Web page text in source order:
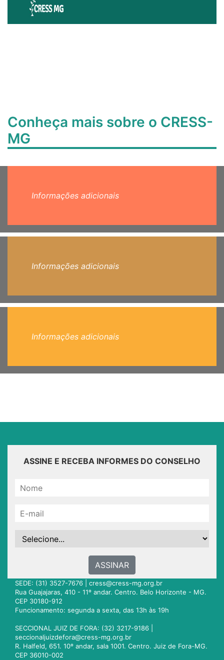
Conheça mais sobre o CRESS-
MG
Informações adicionais
Informações adicionais
Informações adicionais
ASSINE E RECEBA INFORMES DO CONSELHO
ASSINAR
SEDE: (31) 3527-7676 | cress@cress-mg.org.br
Rua Guajajaras, 410 - 11º andar. Centro. Belo Horizonte - MG.
CEP 30180-912
Funcionamento: segunda a sexta, das 13h às 19h
SECCIONAL JUIZ DE FORA: (32) 3217-9186 |
seccionaljuizdefora@cress-mg.org.br
R. Halfeld, 651. 10º andar, sala 1001. Centro. Juiz de Fora-MG.
CEP 36010-002